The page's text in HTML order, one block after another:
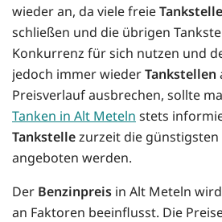
wieder an, da viele freie
schließen und die übrigen
Konkurrenz für sich nutzen und
jedoch immer wiederTankstellen
Preisverlauf ausbrechen, sollte
Tanken in Alt Meteln stets
Tankstellezurzeit die günstigsten
angeboten werden.
Der Benzinpreis in Alt Meteln
an Faktoren beeinflusst. Die